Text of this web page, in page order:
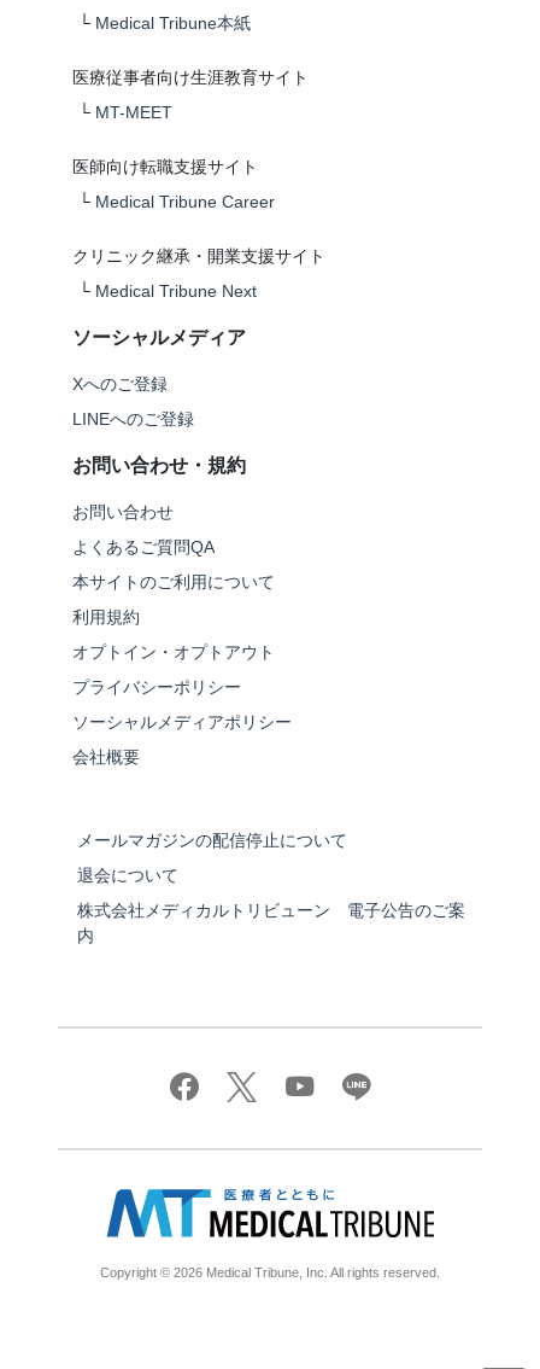
└ Medical Tribune本紙
医療従事者向け生涯教育サイト
└ MT-MEET
医師向け転職支援サイト
└ Medical Tribune Career
クリニック継承・開業支援サイト
└ Medical Tribune Next
ソーシャルメディア
Xへのご登録
LINEへのご登録
お問い合わせ・規約
お問い合わせ
よくあるご質問QA
本サイトのご利用について
利用規約
オプトイン・オプトアウト
プライバシーポリシー
ソーシャルメディアポリシー
会社概要
メールマガジンの配信停止について
退会について
株式会社メディカルトリビューン 電子公告のご案
内
Copyright © 2026 Medical Tribune, Inc. All rights reserved.